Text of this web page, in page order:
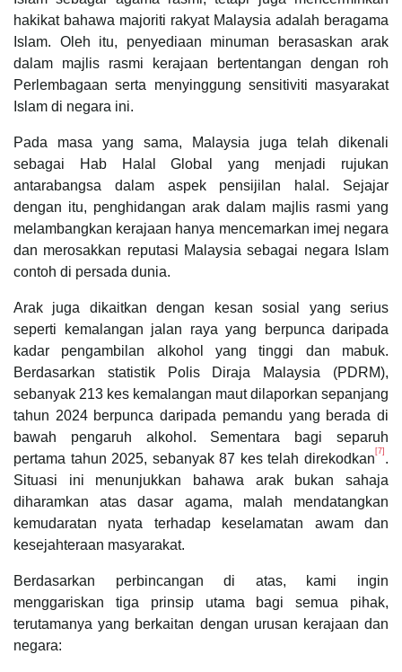
hakikat bahawa majoriti rakyat Malaysia adalah beragama
Islam. Oleh itu, penyediaan minuman berasaskan arak
dalam majlis rasmi kerajaan bertentangan dengan roh
Perlembagaan serta menyinggung sensitiviti masyarakat
Islam di negara ini.
Pada masa yang sama, Malaysia juga telah dikenali
sebagai Hab Halal Global yang menjadi rujukan
antarabangsa dalam aspek pensijilan halal. Sejajar
dengan itu, penghidangan arak dalam majlis rasmi yang
melambangkan kerajaan hanya mencemarkan imej negara
dan merosakkan reputasi Malaysia sebagai negara Islam
contoh di persada dunia.
Arak juga dikaitkan dengan kesan sosial yang serius
seperti kemalangan jalan raya yang berpunca daripada
kadar pengambilan alkohol yang tinggi dan mabuk.
Berdasarkan statistik Polis Diraja Malaysia (PDRM),
sebanyak 213 kes kemalangan maut dilaporkan sepanjang
tahun 2024 berpunca daripada pemandu yang berada di
bawah pengaruh alkohol. Sementara bagi separuh
pertama tahun 2025, sebanyak 87 kes telah direkodkan [7] .
Situasi ini menunjukkan bahawa arak bukan sahaja
diharamkan atas dasar agama, malah mendatangkan
kemudaratan nyata terhadap keselamatan awam dan
kesejahteraan masyarakat.
Berdasarkan perbincangan di atas, kami ingin
menggariskan tiga prinsip utama bagi semua pihak,
terutamanya yang berkaitan dengan urusan kerajaan dan
negara: